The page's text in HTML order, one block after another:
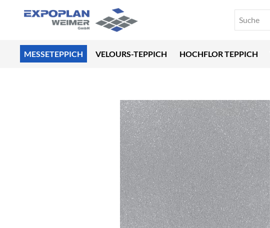
MESSETEPPICH VELOURS-TEPPICH HOCHFLOR TEPPICH